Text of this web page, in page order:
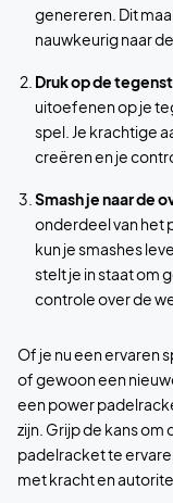
genereren. Dit
nauwkeurig naar
Druk op de
uitoefenen op je
spel. Je krachtige
creëren en je
Smash je naar de
onderdeel van het
kun je smashes
stelt je in staat om
controle over de
Of je nu een ervaren
of gewoon een
een power
zijn. Grijp de kans
padelracket te
met kracht en